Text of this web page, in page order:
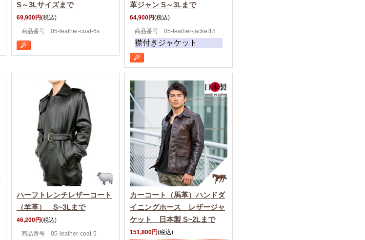
S～3Lサイズまで
69,900円(税込)
商品番号 05-leather-coat-6s
革ジャン S～3Lまで
64,900円(税込)
商品番号 05-leather-jacket18
襟付きジャケット
ハーフトレンチレザーコート
（羊革） S~3Lまで
46,200円(税込)
商品番号 05-leather-coat-5
カーコート（馬革）ハンドダ
イニングホース レザージャ
ケット 日本製 S~2Lまで
151,800円(税込)